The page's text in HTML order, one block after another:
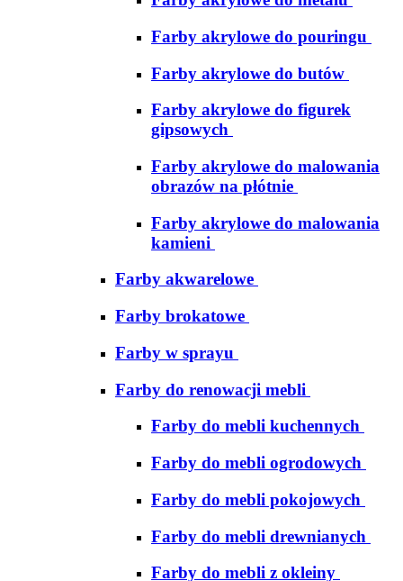
Farby akrylowe do pouringu
Farby akrylowe do butów
Farby akrylowe do figurek
gipsowych
Farby akrylowe do malowania
obrazów na płótnie
Farby akrylowe do malowania
kamieni
Farby akwarelowe
Farby brokatowe
Farby w sprayu
Farby do renowacji mebli
Farby do mebli kuchennych
Farby do mebli ogrodowych
Farby do mebli pokojowych
Farby do mebli drewnianych
Farby do mebli z okleiny